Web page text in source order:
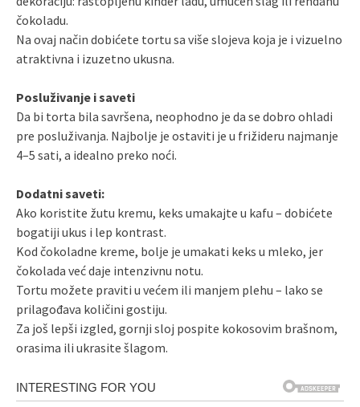
čokoladu.
Na ovaj način dobićete tortu sa više slojeva koja je i vizuelno
atraktivna i izuzetno ukusna.
Posluživanje i saveti
Da bi torta bila savršena, neophodno je da se dobro ohladi
pre posluživanja. Najbolje je ostaviti je u frižideru najmanje
4–5 sati, a idealno preko noći.
Dodatni saveti:
Ako koristite žutu kremu, keks umakajte u kafu – dobićete
bogatiji ukus i lep kontrast.
Kod čokoladne kreme, bolje je umakati keks u mleko, jer
čokolada već daje intenzivnu notu.
Tortu možete praviti u većem ili manjem plehu – lako se
prilagođava količini gostiju.
Za još lepši izgled, gornji sloj pospite kokosovim brašnom,
orasima ili ukrasite šlagom.